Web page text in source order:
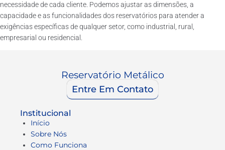
necessidade de cada cliente. Podemos ajustar as dimensões, a
capacidade e as funcionalidades dos reservatórios para atender a
exigências específicas de qualquer setor, como industrial, rural,
empresarial ou residencial.
Reservatório Metálico
Entre Em Contato
Institucional
Início
Sobre Nós
Como Funciona